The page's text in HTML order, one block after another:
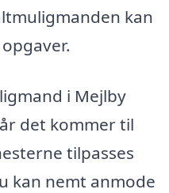
kan
i Mejlby
det kommer til
tilpasses
kan nemt anmode